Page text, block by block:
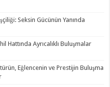
Seksin Gücünün Yanında
Hattında Ayrıcalıklı Buluşmalar
Eğlencenin ve Prestijin Buluşma